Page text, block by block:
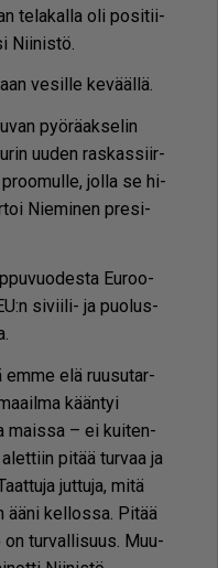
te­la­kal­la oli po­si­tii­
Nii­nis­tö.
ve­sil­le ke­vääl­lä.
pyö­rä­ak­se­lin
uu­den ras­kas­siir­
proo­mul­le, jol­la se hi­
Nie­mi­nen pre­si­
Eu­roo­
si­vii­li- ja puo­lus­
em­me elä ruu­su­tar­
kään­tyi
mais­sa – ei kui­ten­
pi­tää tur­vaa ja
jut­tu­ja, mitä
ää­ni kel­los­sa. Pi­tää
on tur­val­li­suus. Muu­